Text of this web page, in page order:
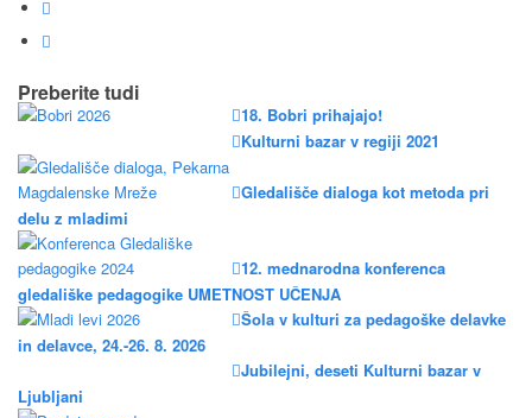
Preberite tudi
18. Bobri prihajajo!
Kulturni bazar v regiji 2021
Gledališče dialoga kot metoda pri
delu z mladimi
12. mednarodna konferenca
gledališke pedagogike UMETNOST UČENJA
Šola v kulturi za pedagoške delavke
in delavce, 24.-26. 8. 2026
Jubilejni, deseti Kulturni bazar v
Ljubljani